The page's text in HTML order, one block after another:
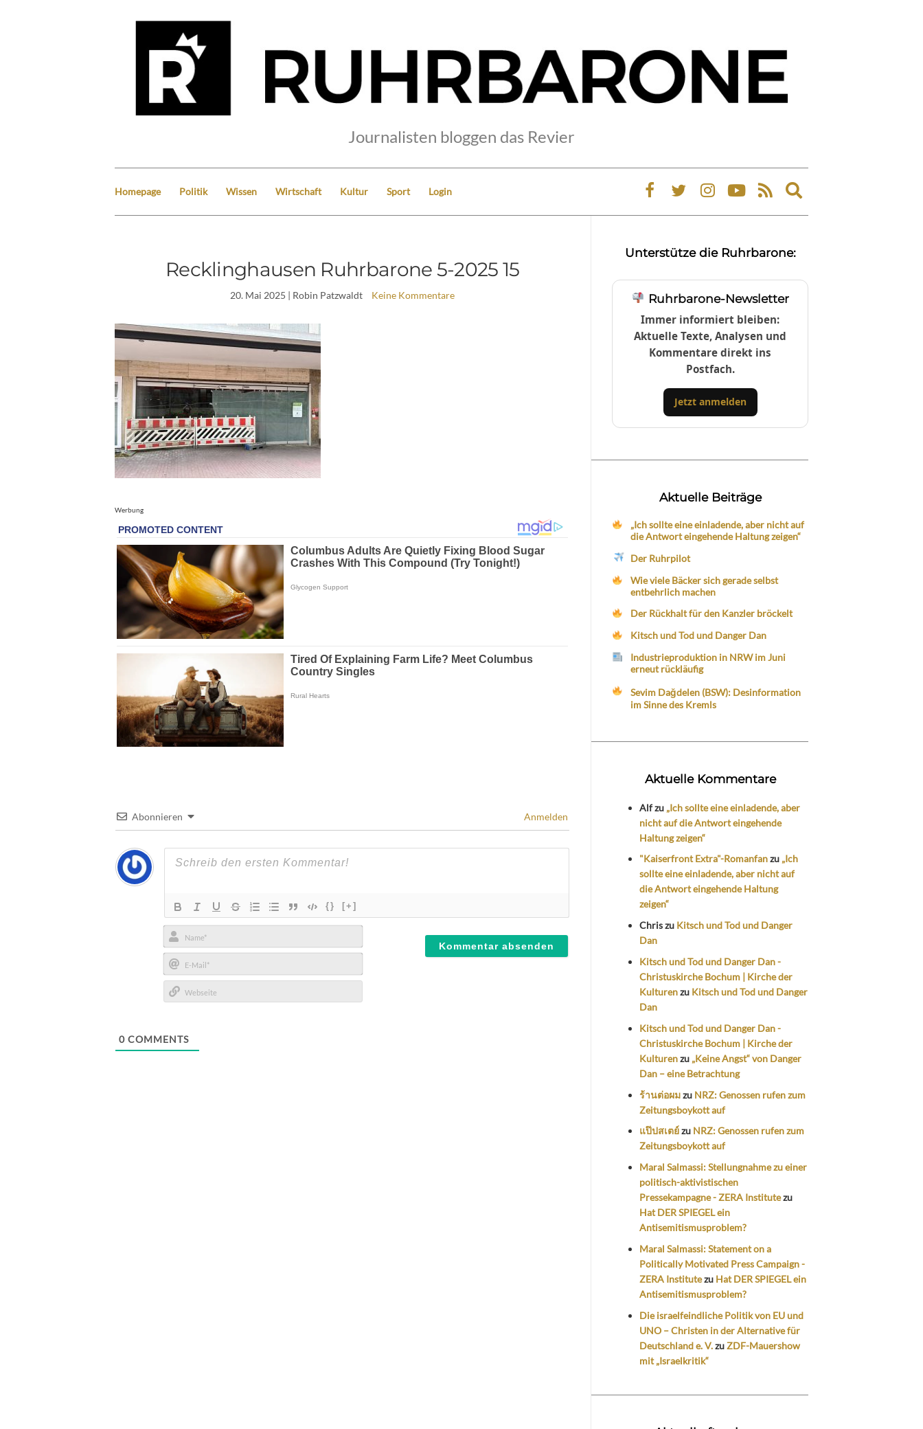
Journalisten bloggen das Revier
Homepage Politik Wissen Wirtschaft Kultur Sport Login
Expand
search
Recklinghausen Ruhrbarone 5-2025 15
20. Mai 2025 | Robin Patzwaldt Keine Kommentare
Werbung
Abonnieren Anmelden
{} [+]
Name*
E-
Mail*
0 COMMENTS
Unterstütze die Ruhrbarone:
Ruhrbarone-Newsletter
Immer informiert bleiben:
Aktuelle Texte, Analysen und
Kommentare direkt ins
Postfach.
Jetzt anmelden
Aktuelle Beiträge
„Ich sollte eine einladende, aber nicht auf
die Antwort eingehende Haltung zeigen“
Der Ruhrpilot
Wie viele Bäcker sich gerade selbst
entbehrlich machen
Der Rückhalt für den Kanzler bröckelt
Kitsch und Tod und Danger Dan
Industrieproduktion in NRW im Juni
erneut rückläufig
Sevim Dağdelen (BSW): Desinformation
im Sinne des Kremls
Aktuelle Kommentare
Alfzu „Ich sollte eine einladende, aber
nicht auf die Antwort eingehende
Haltung zeigen“
"Kaiserfront Extra"-Romanfanzu „Ich
sollte eine einladende, aber nicht auf
die Antwort eingehende Haltung
zeigen“
Chriszu Kitsch und Tod und Danger
Dan
Kitsch und Tod und Danger Dan -
Christuskirche Bochum | Kirche der
Kulturenzu Kitsch und Tod und Danger
Dan
Kitsch und Tod und Danger Dan -
Christuskirche Bochum | Kirche der
Kulturenzu „Keine Angst“ von Danger
Dan – eine Betrachtung
ร้านต่อผมzu NRZ: Genossen rufen zum
Zeitungsboykott auf
แป๊ปสเตย์zu NRZ: Genossen rufen zum
Zeitungsboykott auf
Maral Salmassi: Stellungnahme zu einer
politisch-aktivistischen
Pressekampagne - ZERA Institutezu
Hat DER SPIEGEL ein
Antisemitismusproblem?
Maral Salmassi: Statement on a
Politically Motivated Press Campaign -
ZERA Institutezu Hat DER SPIEGEL ein
Antisemitismusproblem?
Die israelfeindliche Politik von EU und
UNO – Christen in der Alternative für
Deutschland e. V.zuZDF-Mauershow
mit „Israelkritik“